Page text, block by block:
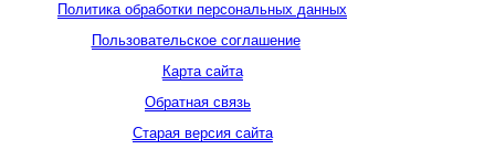
Политика обработки персональных данных
Пользовательское соглашение
Карта сайта
Обратная связь
Старая версия сайта